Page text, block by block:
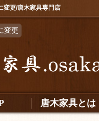
変更/唐木家具専門店
変更
唐木家具とは